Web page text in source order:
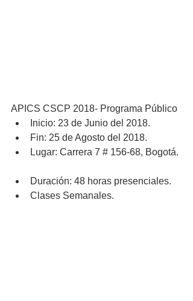
APICS CSCP 2018- Programa Público
Inicio: 23 de Junio del 2018.
Fin: 25 de Agosto del 2018.
Lugar: Carrera 7 # 156-68, Bogotá.
Duración: 48 horas presenciales.
Clases Semanales.